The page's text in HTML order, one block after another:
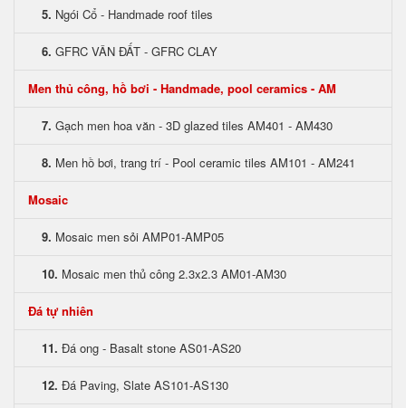
5. Ngói Cổ - Handmade roof tiles
6. GFRC VÂN ĐẤT - GFRC CLAY
Men thủ công, hồ bơi - Handmade, pool ceramics - AM
7. Gạch men hoa văn - 3D glazed tiles AM401 - AM430
8. Men hồ bơi, trang trí - Pool ceramic tiles AM101 - AM241
Mosaic
9. Mosaic men sỏi AMP01-AMP05
10. Mosaic men thủ công 2.3x2.3 AM01-AM30
Đá tự nhiên
11. Đá ong - Basalt stone AS01-AS20
12. Đá Paving, Slate AS101-AS130